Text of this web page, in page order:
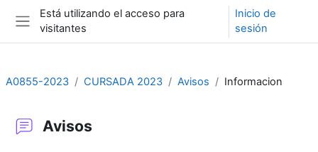
Salta al contenido principal
Panel lateral
Está utilizando el acceso para
visitantes
Inicio de
sesión
A0855-2023 CURSADA 2023 Avisos Informacion
Avisos